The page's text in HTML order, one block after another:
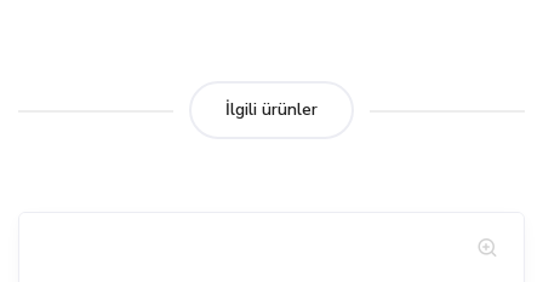
İlgili ürünler